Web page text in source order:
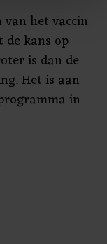
wordt jouw
bekijken en je
het vaccin
kans op
is dan de
Het is aan
in